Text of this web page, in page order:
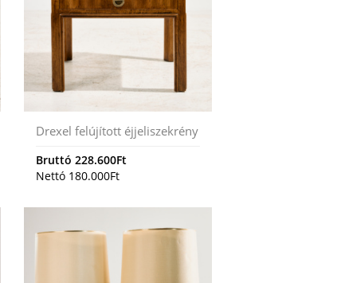
Drexel felújított éjjeliszekrény
Bruttó228.600Ft
Nettó 180.000Ft